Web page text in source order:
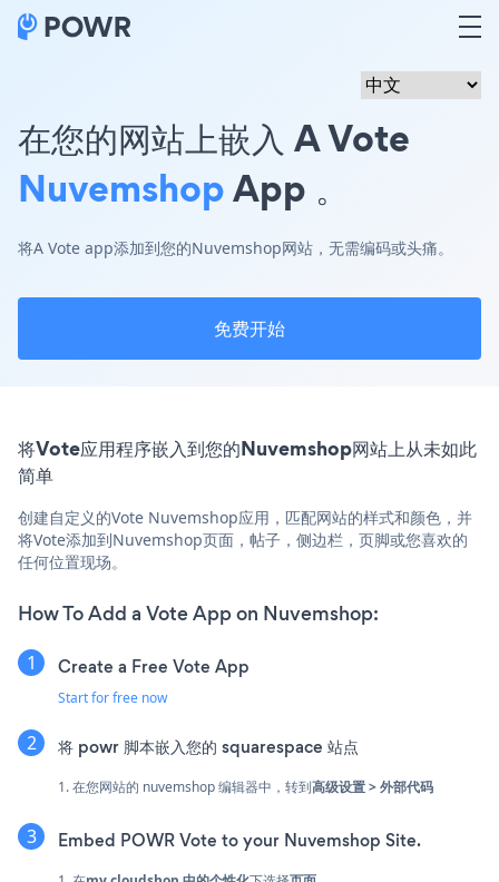
在您的网站上嵌入 A Vote
NuvemshopApp 。
将A Vote app添加到您的Nuvemshop网站，无需编码或头痛。
免费开始
将Vote应用程序嵌入到您的Nuvemshop网站上从未如此
简单
创建自定义的Vote Nuvemshop应用，匹配网站的样式和颜色，并
将Vote添加到Nuvemshop页面，帖子，侧边栏，页脚或您喜欢的
任何位置现场。
How To Add a Vote App on Nuvemshop:
Create a Free Vote App
Start for free now
将 powr 脚本嵌入您的 squarespace 站点
1. 在您网站的 nuvemshop 编辑器中，转到高级设置 > 外部代码
Embed POWR Vote to your Nuvemshop Site.